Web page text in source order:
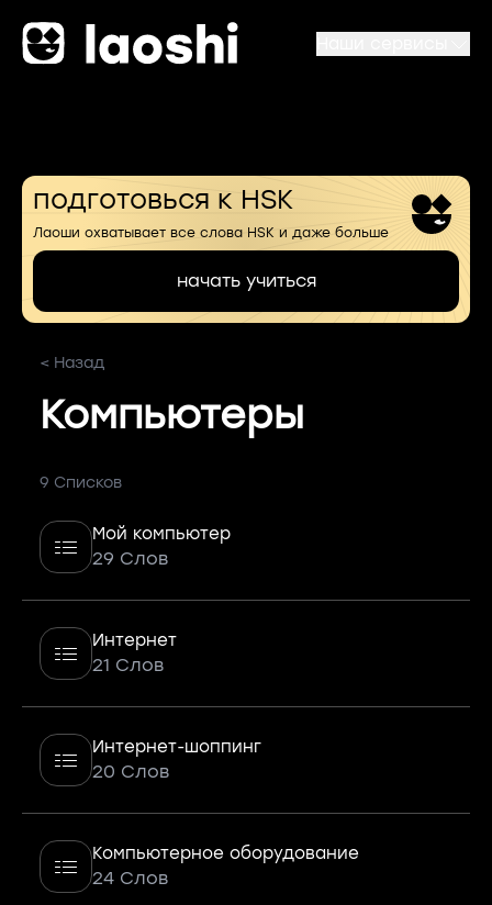
подготовься к HSK
Лаоши охватывает все слова HSK и даже больше
начать учиться
< Назад
Компьютеры
9 Списков
Мой компьютер
29 Слов
Интернет
21 Слов
Интернет-шоппинг
20 Слов
Компьютерное оборудование
24 Слов